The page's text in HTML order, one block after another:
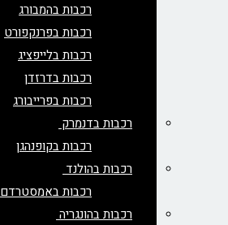
רכבות בהמבורג
רכבות בפרנקפורט
רכבות בלייפציג
רכבות בדרזדן
רכבות בפרייבורג
רכבות בדנמרק
רכבות בקופנהגן
רכבות בהולנד
רכבות באמסטרדם
רכבות בהונגריה